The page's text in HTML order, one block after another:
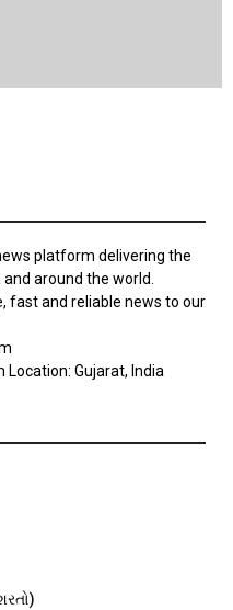
platform delivering the
around the world.
fast and reliable news to our
Location: Gujarat, India